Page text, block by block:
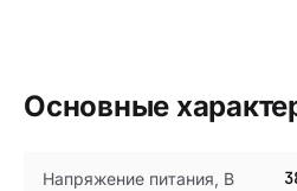
Основные
Напряжение питания, В